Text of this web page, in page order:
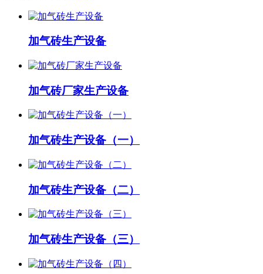
加气砖生产设备
加气砖厂家生产设备
加气砖生产设备（一）
加气砖生产设备（二）
加气砖生产设备（三）